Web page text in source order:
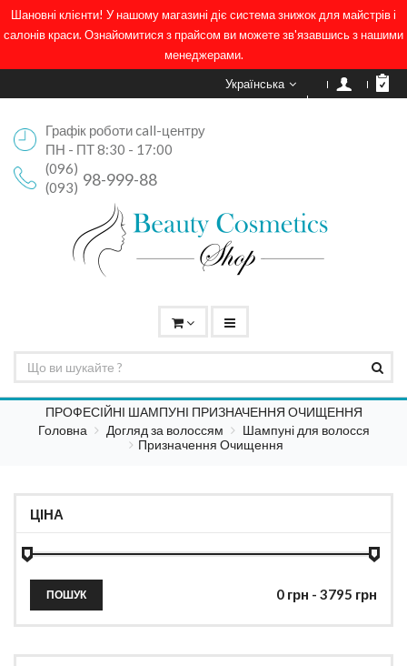
Шановні клієнти! У нашому магазині діє система знижок для майстрів і
салонів краси. Ознайомитися з прайсом ви можете зв'язавшись з нашими
менеджерами.
Українська
Графік роботи call-центру
ПН - ПТ 8:30 - 17:00
(096)
98-999-88
(093)
ПРОФЕСІЙНІ ШАМПУНІ ПРИЗНАЧЕННЯ ОЧИЩЕННЯ
Головна
Догляд за волоссям
Шампуні для волосся
Призначення Очищення
ЦІНА
ПОШУК